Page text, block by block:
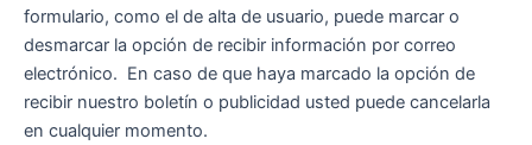
formulario, como el de alta de usuario, puede marcar o
desmarcar la opción de recibir información por correo
electrónico. En caso de que haya marcado la opción de
recibir nuestro boletín o publicidad usted puede cancelarla
en cualquier momento.